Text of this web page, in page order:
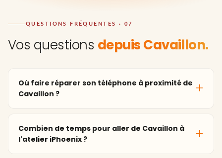
QUESTIONS FRÉQUENTES · 07
Vos questions depuis Cavaillon.
Où faire réparer son téléphone à proximité de
Cavaillon ?
Combien de temps pour aller de Cavaillon à
l'atelier iPhoenix ?